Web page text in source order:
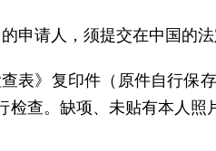
申请人，须提交在中国的
表》复印件（原件自行保
检查。缺项、未贴有本人